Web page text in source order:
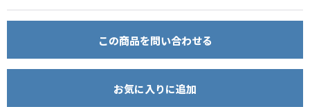
この商品を問い合わせる
お気に入りに追加
ホームに戻る